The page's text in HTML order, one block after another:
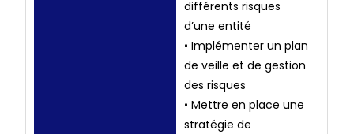
différents risques
d’une entité
• Implémenter un plan
de veille et de gestion
des risques
• Mettre en place une
stratégie de